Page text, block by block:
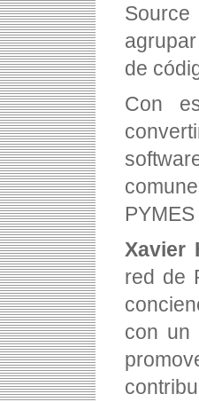
de
Con
Xavier
red de
con un